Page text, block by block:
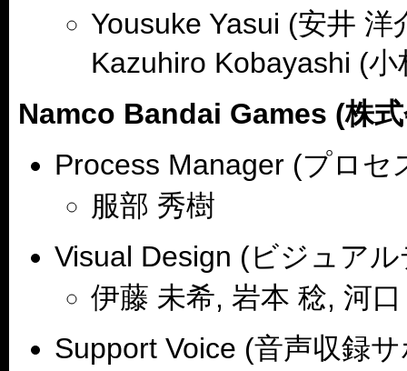
Yousuke Yasui (安井
Kazuhiro Kobayashi (
Namco Bandai Games (株
Process Manager (プロセ
服部 秀樹
Visual Design (ビジュア
伊藤 未希, 岩本 稔, 河
Support Voice (音声収録